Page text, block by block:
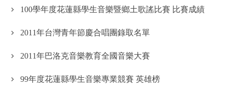
100學年度花蓮縣學生音樂暨鄉土歌謠比賽 比賽成績
2011年台灣青年節慶合唱團錄取名單
2011年巴洛克音樂教育全國音樂大賽
99年度花蓮縣學生音樂專業競賽 英雄榜